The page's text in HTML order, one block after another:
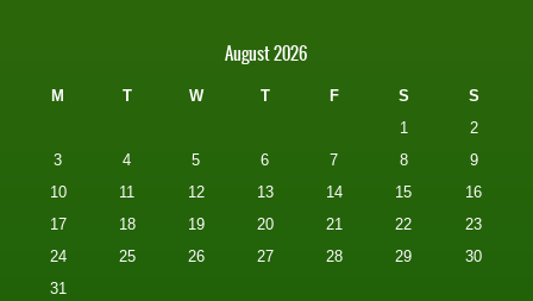
August 2026
M T W T F S
S
1
2
3
4 5 6 7 8
9
10
11 12 13 14 15
16
17
18 19 20 21 22
23
24
25 26 27 28 29
30
31